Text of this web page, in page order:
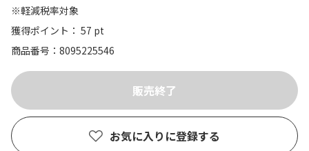
※軽減税率対象
獲得ポイント： 57 pt
商品番号
8095225546
お気に入りに登録する